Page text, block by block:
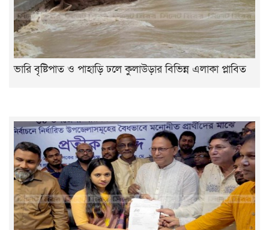
ভারি বৃষ্টিপাত ও পাহাড়ি ঢলে কুলাউড়ার বিভিন্ন এলাকা প্লাবিত